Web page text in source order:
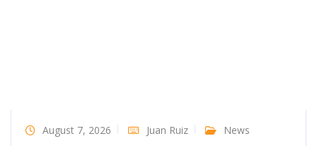
August 7, 2026 Juan Ruiz News